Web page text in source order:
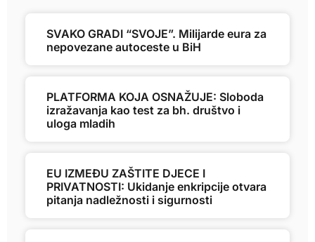
SVAKO GRADI “SVOJE”. Milijarde eura za
nepovezane autoceste u BiH
PLATFORMA KOJA OSNAŽUJE: Sloboda
izražavanja kao test za bh. društvo i
uloga mladih
EU IZMEĐU ZAŠTITE DJECE I
PRIVATNOSTI: Ukidanje enkripcije otvara
pitanja nadležnosti i sigurnosti